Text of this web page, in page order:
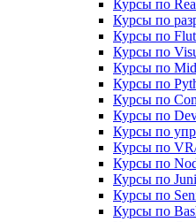
Курсы по
Курсы по
Курсы по
Курсы по
Курсы по
Курсы по
Курсы по
Курсы по
Курсы по
Курсы по VR/
Курсы по
Курсы по
Курсы по
Курсы по